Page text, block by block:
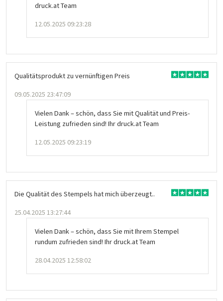
druck.at Team
12.05.2025 09:23:28
Qualitätsprodukt zu vernünftigen Preis
09.05.2025 23:47:09
Vielen Dank – schön, dass Sie mit Qualität und Preis-
Leistung zufrieden sind! Ihr druck.at Team
12.05.2025 09:23:19
Die Qualität des Stempels hat mich überzeugt..
25.04.2025 13:27:44
Vielen Dank – schön, dass Sie mit Ihrem Stempel
rundum zufrieden sind! Ihr druck.at Team
28.04.2025 12:58:02